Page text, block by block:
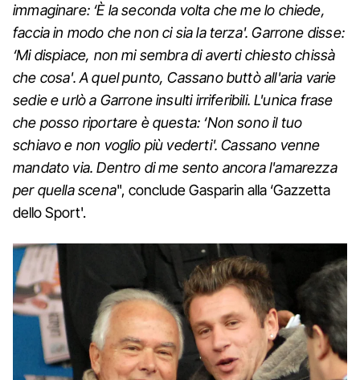
immaginare: ‘È la seconda volta che me lo chiede,
faccia in modo che non ci sia la terza'. Garrone disse:
‘Mi dispiace, non mi sembra di averti chiesto chissà
che cosa'. A quel punto, Cassano buttò all'aria varie
sedie e urlò a Garrone insulti irriferibili. L'unica frase
che posso riportare è questa: ‘Non sono il tuo
schiavo e non voglio più vederti'. Cassano venne
mandato via. Dentro di me sento ancora l'amarezza
per quella scena", conclude Gasparin alla ‘Gazzetta
dello Sport'.